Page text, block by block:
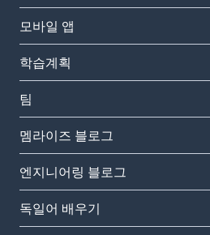
모바일 앱
학습계획
팀
멤라이즈 블로그
엔지니어링 블로그
독일어 배우기